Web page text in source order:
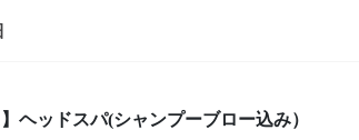
ヘッドスパ(シャンプーブロー込み）